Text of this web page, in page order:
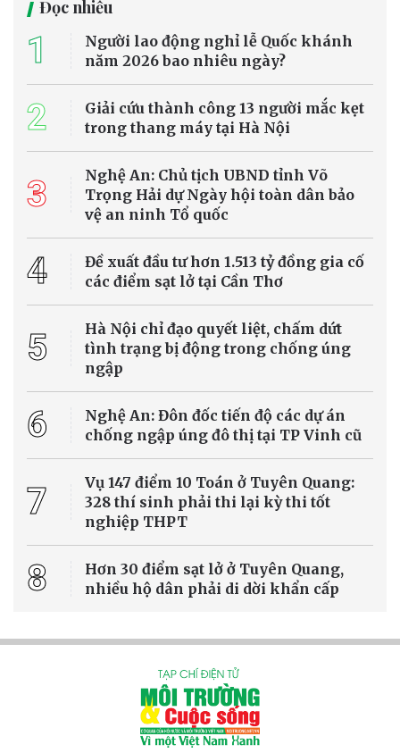
Đọc nhiều
1
Người lao động nghỉ lễ Quốc khánh
năm 2026 bao nhiêu ngày?
2
Giải cứu thành công 13 người mắc kẹt
trong thang máy tại Hà Nội
3
Nghệ An: Chủ tịch UBND tỉnh Võ
Trọng Hải dự Ngày hội toàn dân bảo
vệ an ninh Tổ quốc
4
Đề xuất đầu tư hơn 1.513 tỷ đồng gia cố
các điểm sạt lở tại Cần Thơ
5
Hà Nội chỉ đạo quyết liệt, chấm dứt
tình trạng bị động trong chống úng
ngập
6
Nghệ An: Đôn đốc tiến độ các dự án
chống ngập úng đô thị tại TP Vinh cũ
7
Vụ 147 điểm 10 Toán ở Tuyên Quang:
328 thí sinh phải thi lại kỳ thi tốt
nghiệp THPT
8
Hơn 30 điểm sạt lở ở Tuyên Quang,
nhiều hộ dân phải di dời khẩn cấp